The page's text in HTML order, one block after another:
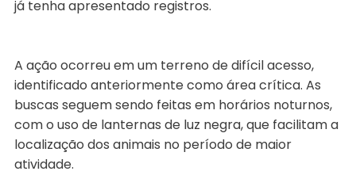
já tenha apresentado registros.
A ação ocorreu em um terreno de difícil acesso,
identificado anteriormente como área crítica. As
buscas seguem sendo feitas em horários noturnos,
com o uso de lanternas de luz negra, que facilitam a
localização dos animais no período de maior
atividade.